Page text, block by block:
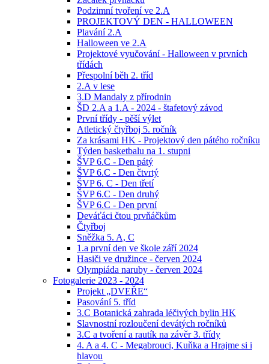
Podzimní tvoření ve 2.A
PROJEKTOVÝ DEN - HALLOWEEN
Plavání 2.A
Halloween ve 2.A
Projektové vyučování - Halloween v prvních
třídách
Přespolní běh 2. tříd
2.A v lese
3.D Mandaly z přírodnin
ŠD 2.A a 1.A - 2024 - štafetový závod
První třídy - pěší výlet
Atletický čtyřboj 5. ročník
Za krásami HK - Projektový den pátého ročníku
Týden basketbalu na 1. stupni
ŠVP 6.C - Den pátý
ŠVP 6.C - Den čtvrtý
ŠVP 6. C - Den třetí
ŠVP 6.C - Den druhý
ŠVP 6.C - Den první
Deváťáci čtou prvňáčkům
Čtyřboj
Sněžka 5. A, C
1.a první den ve škole září 2024
Hasiči ve družince - červen 2024
Olympiáda naruby - červen 2024
Fotogalerie 2023 - 2024
Projekt „DVEŘE“
Pasování 5. tříd
3.C Botanická zahrada léčivých bylin HK
Slavnostní rozloučení devátých ročníků
3.C a tvoření a rautík na závěr 3. třídy
4. A a 4. C - Megabrouci, Kuňka a Hrajme si i
hlavou